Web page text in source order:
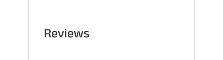
Reviews